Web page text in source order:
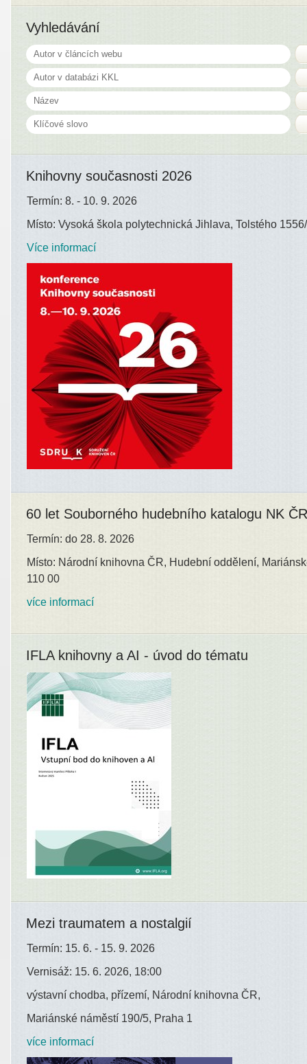
Vyhledávání
Knihovny současnosti 2026
Termín: 8. - 10. 9. 2026
Místo: Vysoká škola polytechnická Jihlava, Tolstého
Více informací
60 let Souborného hudebního katalogu NK ČR
Termín: do 28. 8. 2026
Místo: Národní knihovna ČR, Hudební oddělení,
110 00
více informací
IFLA knihovny a AI - úvod do tématu
Mezi traumatem a nostalgií
Termín: 15. 6. - 15. 9. 2026
Vernisáž: 15. 6. 2026, 18:00
výstavní chodba, přízemí, Národní knihovna ČR,
Mariánské náměstí 190/5, Praha 1
více informací